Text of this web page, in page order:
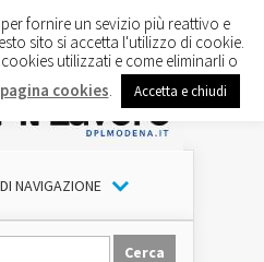
NAVIGAZIONE
fornire un sevizio più reattivo e
sito si accetta l'utilizzo di cookie.
utilizzati e come eliminarli o
pagina cookies Accetta e chiudi